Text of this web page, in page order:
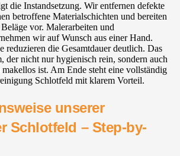
die Instandsetzung. Wir entfernen defekte
betroffene Materialschichten und bereiten
vor. Malerarbeiten und
wir auf Wunsch aus einer Hand.
reduzieren die Gesamtdauer deutlich. Das
der nicht nur hygienisch rein, sondern auch
ist. Am Ende steht eine vollständig
Schlotfeld mit klarem Vorteil.
unserer
Schlotfeld – Step-by-